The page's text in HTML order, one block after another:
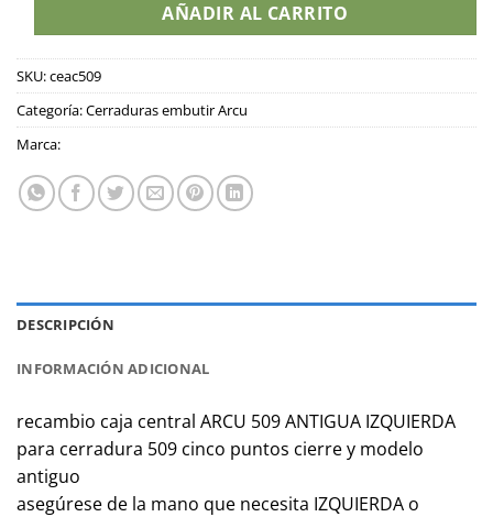
AÑADIR AL CARRITO
SKU:ceac509
Categoría:Cerraduras embutir Arcu
Marca:
DESCRIPCIÓN
INFORMACIÓN ADICIONAL
recambio caja central ARCU 509 ANTIGUA IZQUIERDA
para cerradura 509 cinco puntos cierre y modelo
antiguo
asegúrese de la mano que necesita IZQUIERDA o